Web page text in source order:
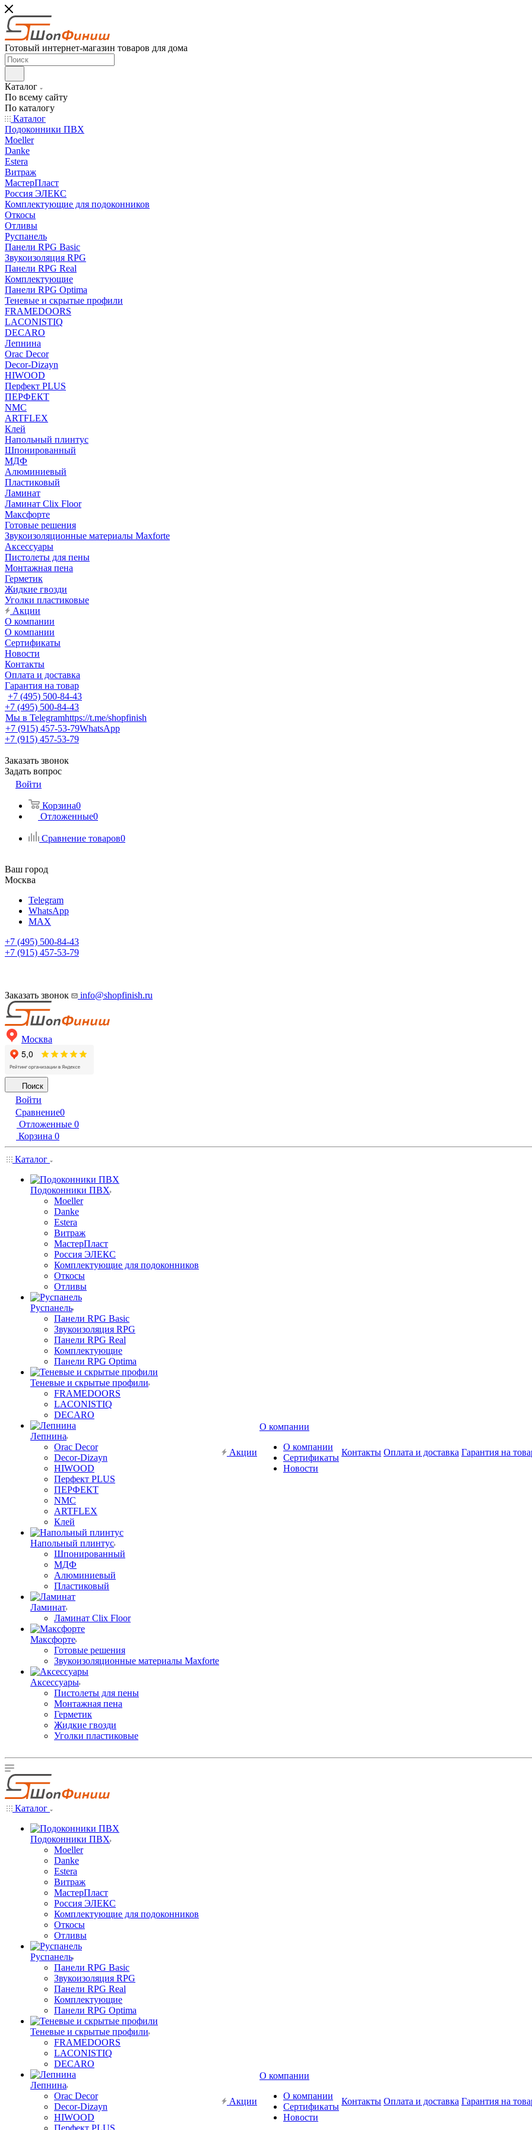
Готовый интернет-магазин товаров для дома
Каталог
По всему сайту
По каталогу
Каталог
Подоконники ПВХ
Moeller
Danke
Estera
Витраж
МастерПласт
Россия ЭЛЕКС
Комплектующие для подоконников
Откосы
Отливы
Руспанель
Панели RPG Basic
Звукоизоляция RPG
Панели RPG Real
Комплектующие
Панели RPG Optima
Теневые и скрытые профили
FRAMEDOORS
LACONISTIQ
DECARO
Лепнина
Orac Decor
Decor-Dizayn
HIWOOD
Перфект PLUS
ПЕРФЕКТ
NMC
ARTFLEX
Клей
Напольный плинтус
Шпонированный
МДФ
Алюминиевый
Пластиковый
Ламинат
Ламинат Clix Floor
Максфорте
Готовые решения
Звукоизоляционные материалы Maxforte
Аксессуары
Пистолеты для пены
Монтажная пена
Герметик
Жидкие гвозди
Уголки пластиковые
Акции
О компании
О компании
Сертификаты
Новости
Контакты
Оплата и доставка
Гарантия на товар
+7 (495) 500-84-43
+7 (495) 500-84-43
Мы в Telegramhttps://t.me/shopfinish
+7 (915) 457-53-79WhatsApp
+7 (915) 457-53-79
Заказать звонок
Задать вопрос
Войти
Корзина0
Отложенные0
Сравнение товаров0
Ваш город
Москва
Telegram
WhatsApp
MAX
+7 (495) 500-84-43
+7 (915) 457-53-79
Заказать звонок info@shopfinish.ru
Москва
Поиск
Войти
Сравнение0
Отложенные 0
Корзина 0
Каталог
Подоконники ПВХ
Moeller
Danke
Estera
Витраж
МастерПласт
Россия ЭЛЕКС
Комплектующие для подоконников
Откосы
Отливы
Руспанель
Панели RPG Basic
Звукоизоляция RPG
Панели RPG Real
Комплектующие
Панели RPG Optima
Теневые и скрытые профили
FRAMEDOORS
LACONISTIQ
DECARO
Лепнина
Orac Decor
Decor-Dizayn
HIWOOD
Перфект PLUS
ПЕРФЕКТ
NMC
ARTFLEX
Клей
Напольный плинтус
Шпонированный
МДФ
Алюминиевый
Пластиковый
Ламинат
Ламинат Clix Floor
Максфорте
Готовые решения
Звукоизоляционные материалы Maxforte
Аксессуары
Пистолеты для пены
Монтажная пена
Герметик
Жидкие гвозди
Уголки пластиковые
Акции
О компании
О компании
Сертификаты
Новости
Контакты Оплата и доставка Гарантия на
Каталог
Подоконники ПВХ
Moeller
Danke
Estera
Витраж
МастерПласт
Россия ЭЛЕКС
Комплектующие для подоконников
Откосы
Отливы
Руспанель
Панели RPG Basic
Звукоизоляция RPG
Панели RPG Real
Комплектующие
Панели RPG Optima
Теневые и скрытые профили
FRAMEDOORS
LACONISTIQ
DECARO
Лепнина
Orac Decor
Decor-Dizayn
HIWOOD
Перфект PLUS
Акции
О компании
О компании
Сертификаты
Новости
Контакты Оплата и доставка Гарантия на